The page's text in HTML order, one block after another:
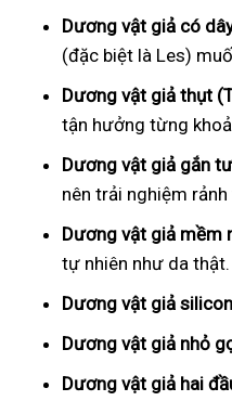
Dương vật giả có
(đặc biệt là Les)
Dương vật giả thụt
tận hưởng từng
Dương vật giả gắn
nên trải nghiệm
Dương vật giả mềm
tự nhiên như da thật.
Dương vật giả
Dương vật giả nhỏ
Dương vật giả hai